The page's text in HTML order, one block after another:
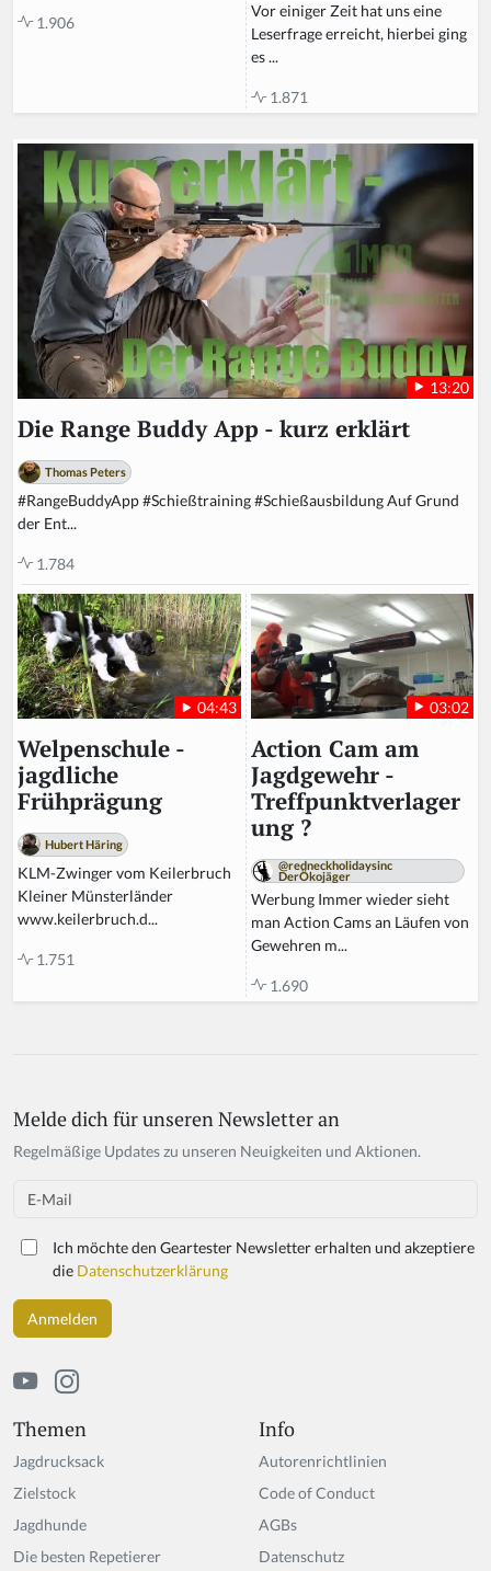
1.906
Vor einiger Zeit hat uns eine
Leserfrage erreicht, hierbei ging
es ...
1.871
13:20
Die Range Buddy App - kurz erklärt
Thomas Peters
#RangeBuddyApp #Schießtraining #Schießausbildung Auf Grund
der Ent...
1.784
04:43
Welpenschule -
jagdliche
Frühprägung
Hubert Häring
KLM-Zwinger vom Keilerbruch
Kleiner Münsterländer
www.keilerbruch.d...
1.751
03:02
Action Cam am
Jagdgewehr -
Treffpunktverlager
ung ?
@redneckholidaysinc
DerÖkojäger
Werbung Immer wieder sieht
man Action Cams an Läufen von
Gewehren m...
1.690
Themen
Jagdrucksack
Zielstock
Jagdhunde
Die besten Repetierer
Info
Autorenrichtlinien
Code of Conduct
AGBs
Datenschutz
Melde dich für unseren Newsletter an
Regelmäßige Updates zu unseren Neuigkeiten und Aktionen.
Email
Ich möchte den Geartester Newsletter erhalten und akzeptiere
die Datenschutzerklärung